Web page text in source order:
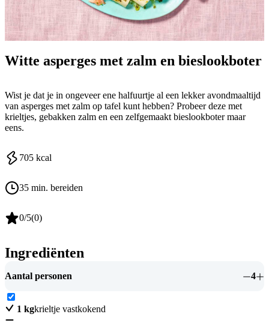
Witte asperges met zalm en bieslookboter
Wist je dat je in ongeveer ene halfuurtje al een lekker avondmaaltijd
van asperges met zalm op tafel kunt hebben? Probeer deze met
krieltjes, gebakken zalm en een zelfgemaakt bieslookboter maar
eens.
705 kcal
35 min. bereiden
0/5(0)
Ingrediënten
Aantal personen 4
1 kgkrieltje vastkokend